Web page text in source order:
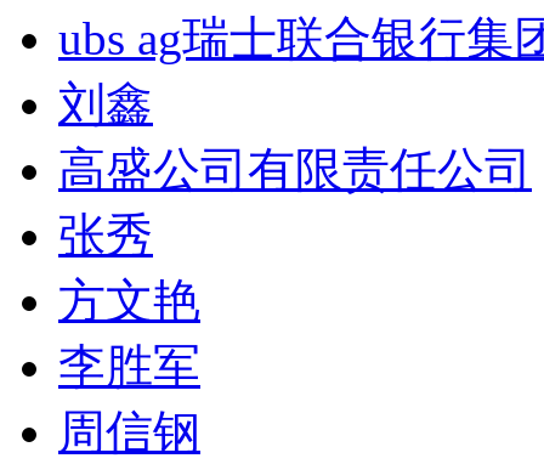
ubs ag瑞士联合银行集
刘鑫
高盛公司有限责任公司
张秀
方文艳
李胜军
周信钢